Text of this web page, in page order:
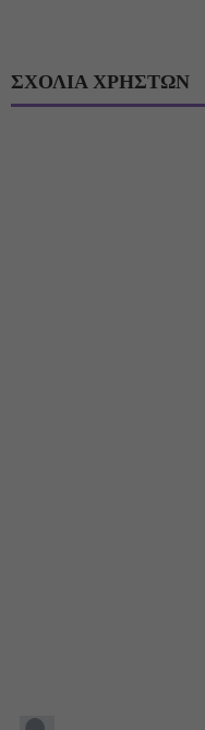
ΣΧΟΛΙΑ ΧΡΗΣΤΩΝ